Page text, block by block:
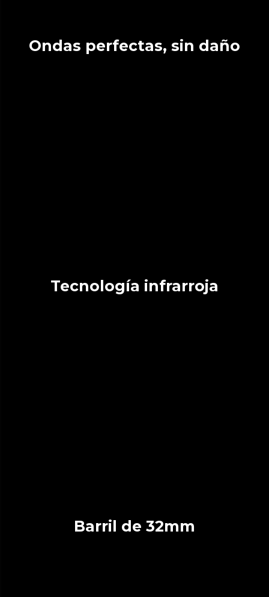
Ondas perfectas, sin daño
Tecnología infrarroja
Barril de 32mm